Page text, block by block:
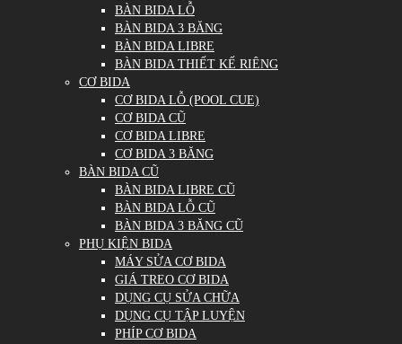
BÀN BIDA LỖ
BÀN BIDA 3 BĂNG
BÀN BIDA LIBRE
BÀN BIDA THIẾT KẾ RIÊNG
CƠ BIDA
CƠ BIDA LỖ (POOL CUE)
CƠ BIDA CŨ
CƠ BIDA LIBRE
CƠ BIDA 3 BĂNG
BÀN BIDA CŨ
BÀN BIDA LIBRE CŨ
BÀN BIDA LỖ CŨ
BÀN BIDA 3 BĂNG CŨ
PHỤ KIỆN BIDA
MÁY SỬA CƠ BIDA
GIÁ TREO CƠ BIDA
DỤNG CỤ SỬA CHỮA
DỤNG CỤ TẬP LUYỆN
PHÍP CƠ BIDA